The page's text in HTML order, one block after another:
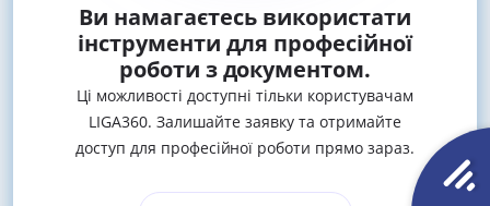
Ви намагаєтесь використати
інструменти для професійної
роботи з документом.
Ці можливості доступні тільки користувачам
LIGA360. Залишайте заявку та отримайте
доступ для професійної роботи прямо зараз.